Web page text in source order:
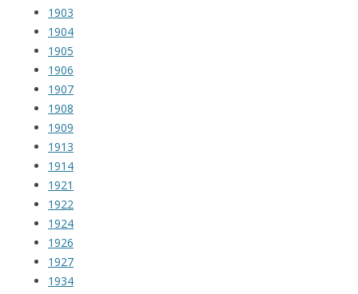
1903
1904
1905
1906
1907
1908
1909
1913
1914
1921
1922
1924
1926
1927
1934